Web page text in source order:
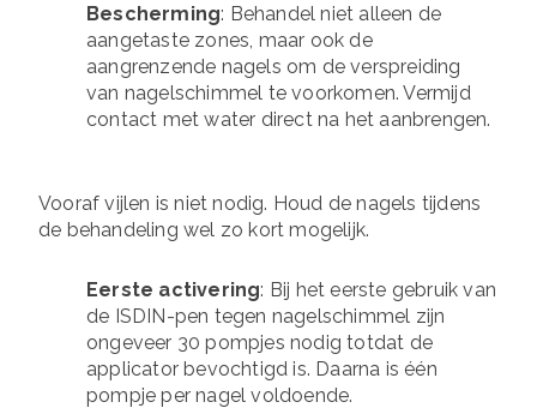
Bescherming: Behandel niet alleen de
aangetaste zones, maar ook de
aangrenzende nagels om de verspreiding
van nagelschimmel te voorkomen. Vermijd
contact met water direct na het aanbrengen.
Vooraf vijlen is niet nodig. Houd de nagels tijdens
de behandeling wel zo kort mogelijk.
Eerste activering: Bij het eerste gebruik van
de ISDIN-pen tegen nagelschimmel zijn
ongeveer 30 pompjes nodig totdat de
applicator bevochtigd is. Daarna is één
pompje per nagel voldoende.